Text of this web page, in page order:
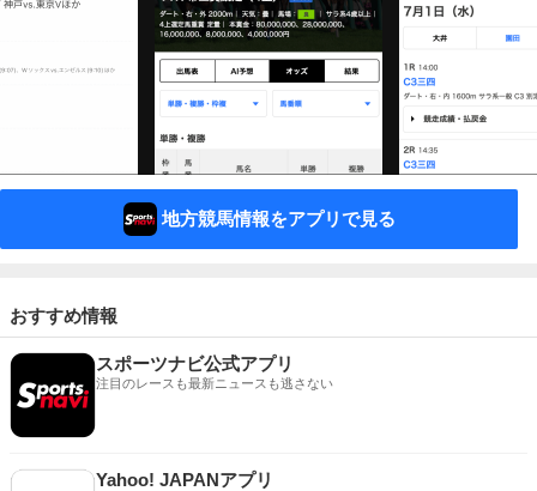
地方競馬情報をアプリで見る
おすすめ情報
スポーツナビ公式アプリ
注目のレースも最新ニュースも逃さない
Yahoo! JAPANアプリ